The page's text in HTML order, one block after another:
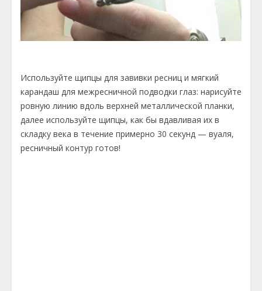
Используйте щипцы для завивки ресниц и мягкий
карандаш для межресничной подводки глаз: нарисуйте
ровную линию вдоль верхней металлической планки,
далее используйте щипцы, как бы вдавливая их в
складку века в течение примерно 30 секунд — вуаля,
ресничный контур готов!